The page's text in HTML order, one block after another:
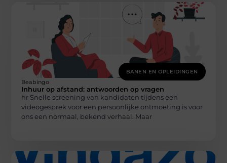
BANEN EN OPLEIDINGEN
Beabingo
Inhuur op afstand: antwoorden op vragen
hr Snelle screening van kandidaten tijdens een
videogesprek voor een persoonlijke ontmoeting is voor
ons een normaal, bekend verhaal. Maar